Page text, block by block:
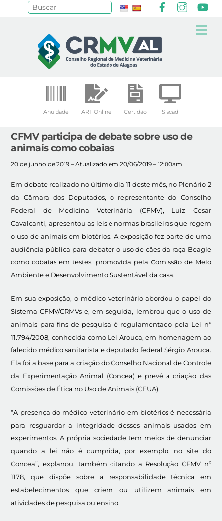
Anuidade ART Online Certidão Siscad
CFMV participa de debate sobre uso de
animais como cobaias
20 de junho de 2019 – Atualizado em 20/06/2019 – 12:00am
Em debate realizado no último dia 11 deste mês, no Plenário 2
da Câmara dos Deputados, o representante do Conselho
Federal de Medicina Veterinária (CFMV), Luiz Cesar
Cavalcanti, apresentou as leis e normas brasileiras que regem
o uso de animais em biotérios. A exposição fez parte de uma
audiência pública para debater o uso de cães da raça Beagle
como cobaias em testes, promovida pela Comissão de Meio
Ambiente e Desenvolvimento Sustentável da casa.
Em sua exposição, o médico-veterinário abordou o papel do
Sistema CFMV/CRMVs e, em seguida, lembrou que o uso de
animais para fins de pesquisa é regulamentado pela Lei nº
11.794/2008, conhecida como Lei Arouca, em homenagem ao
falecido médico sanitarista e deputado federal Sérgio Arouca.
Ela foi a base para a criação do Conselho Nacional de Controle
da Experimentação Animal (Concea) e prevê a criação das
Comissões de Ética no Uso de Animais (CEUA).
“A presença do médico-veterinário em biotérios é necessária
para resguardar a integridade desses animais usados em
experimentos. A própria sociedade tem meios de denunciar
quando a lei não é cumprida, por exemplo, no site do
Concea”, explanou, também citando a Resolução CFMV nº
1178, que dispõe sobre a responsabilidade técnica em
estabelecimentos que criem ou utilizem animais em
atividades de pesquisa ou ensino.